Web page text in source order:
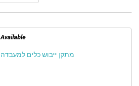
Available
מתקן ייבוש כלים למעבדה